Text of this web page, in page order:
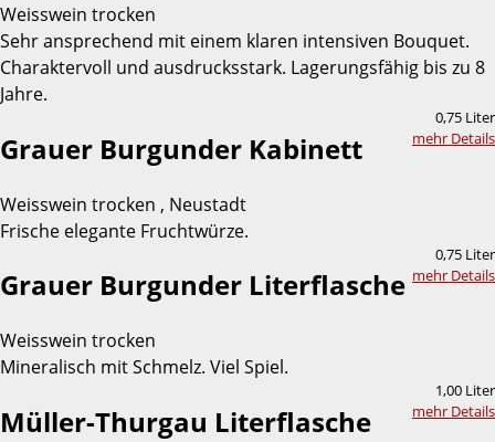
Weisswein trocken
Sehr ansprechend mit einem klaren intensiven Bouquet.
Charaktervoll und ausdrucksstark. Lagerungsfähig bis zu 8
Jahre.
0,75 Liter
mehr Details
Grauer Burgunder Kabinett
Weisswein trocken , Neustadt
Frische elegante Fruchtwürze.
0,75 Liter
mehr Details
Grauer Burgunder Literflasche
Weisswein trocken
Mineralisch mit Schmelz. Viel Spiel.
1,00 Liter
mehr Details
Müller-Thurgau Literflasche